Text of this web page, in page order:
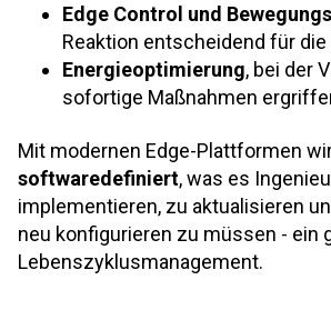
Edge Control und
Reaktion entscheidend für
Energieoptimierung, bei der
sofortige Maßnahmen
Mit modernen Edge-Plattformen
softwaredefiniert, was es
implementieren, zu aktualisieren
neu konfigurieren zu müssen - ein
Lebenszyklusmanagement.